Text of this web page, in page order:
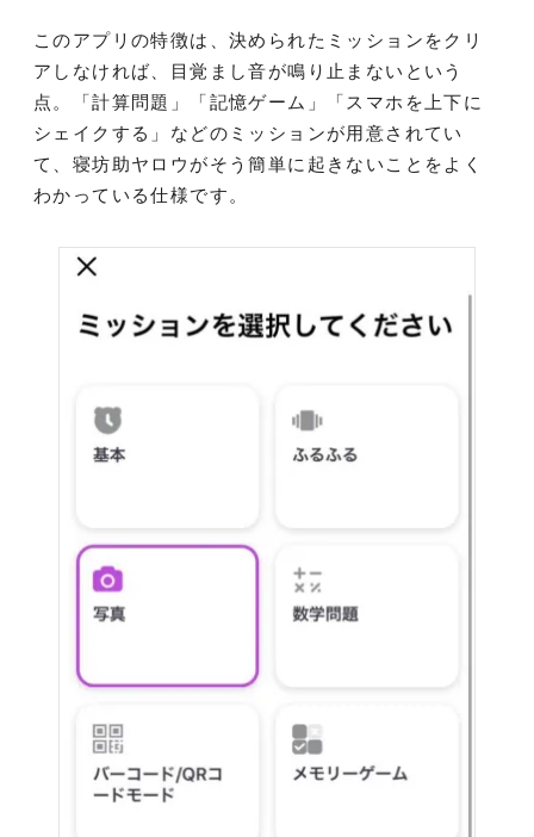
このアプリの特徴は、決められたミッションをクリ
アしなければ、目覚まし音が鳴り止まないという
点。「計算問題」「記憶ゲーム」「スマホを上下に
シェイクする」などのミッションが用意されてい
て、寝坊助ヤロウがそう簡単に起きないことをよく
わかっている仕様です。